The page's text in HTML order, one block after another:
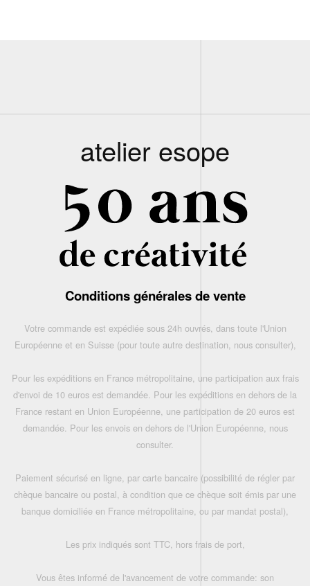
atelier esope
Conditions générales de vente
Votre commande est expédiée sous 24h ouvrés, dans toute l'Union
Européenne et en Suisse (pour toute autre destination, nous consulter),
Pour les expéditions en France métropolitaine, une participation aux frais
d'envoi de 10 euros est demandée. Pour les expéditions en dehors de la
France restant en Union Européenne, une participation de 20 euros est
demandée. Pour les envois en dehors de l'Union Européenne, nous
consulter.
Paiement sécurisé en ligne, par carte bancaire (possibilité de régler par
chèque bancaire ou postal, à condition que ce chèque soit émis par une
banque domiciliée en France métropolitaine, ou par mandat postal),
Les prix indiqués sont TTC, hors frais de port,
Vous êtes informé de l'avancement de votre commande: son